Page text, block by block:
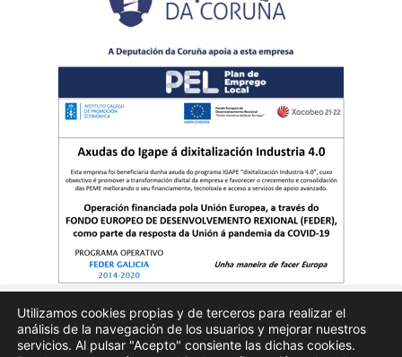
Quienes somos Publicidad Aviso Legal Politicas de privacidad
Utilizamos cookies propias y de terceros para realizar el
análisis de la navegación de los usuarios y mejorar nuestros
servicios. Al pulsar "Acepto" consiente las dichas cookies.